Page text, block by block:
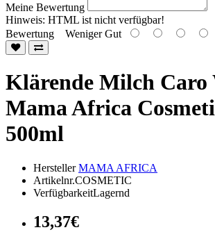
Meine Bewertung
Hinweis: HTML ist nicht verfügbar!
Bewertung Weniger Gut
Klärende Milch Caro
Mama Africa
500ml
HerstellerMAMA AFRICA
Artikelnr.COSMETIC
VerfügbarkeitLagernd
13,37€